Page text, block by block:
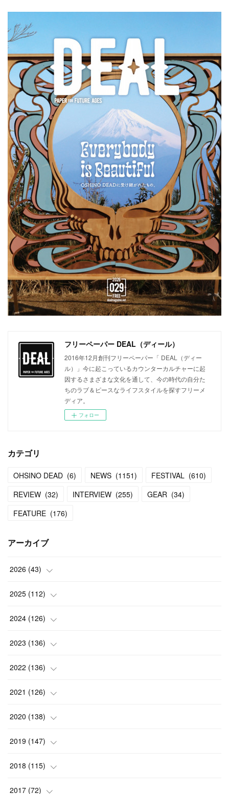
フリーペーパー DEAL（ディール）
2016年12月創刊フリーペーパー「 DEAL（ディー
ル）」今に起こっているカウンターカルチャーに起
因するさまざまな文化を通して、今の時代の自分た
ちのラブ＆ピースなライフスタイルを探すフリーメ
ディア。
フォロー
カテゴリ
OHSINO DEAD (6) NEWS (1151) FESTIVAL (610)
REVIEW (32) INTERVIEW (255) GEAR (34)
FEATURE (176)
アーカイブ
2026 (43)
( 2)
(3)
(5)
(13)
( 6 )
2025 (112)
(7)
(13)
(15)
(12)
( 12)
2024 (126)
(7)
(13)
(15)
(23)
( 17)
2023 (136)
(4)
(15)
(21)
( 15)
( 14)
2022 (136)
(6)
(20)
( 22)
( 11)
(15
2021 (126)
(13)
(13)
( 9)
(19
2020 (138)
(9)
( 14)
(19
2019 (147)
( 14)
(17
2018 (115)
(8)
2017 (72)